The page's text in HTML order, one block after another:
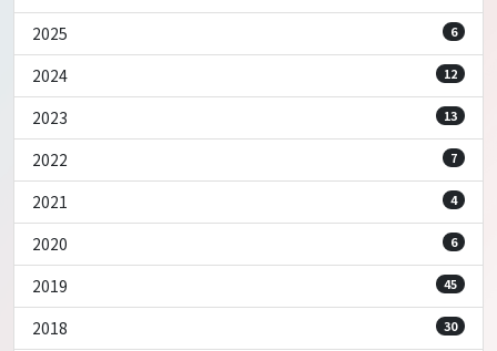
2025 6
2024 12
2023 13
2022 7
2021 4
2020 6
2019 45
2018 30